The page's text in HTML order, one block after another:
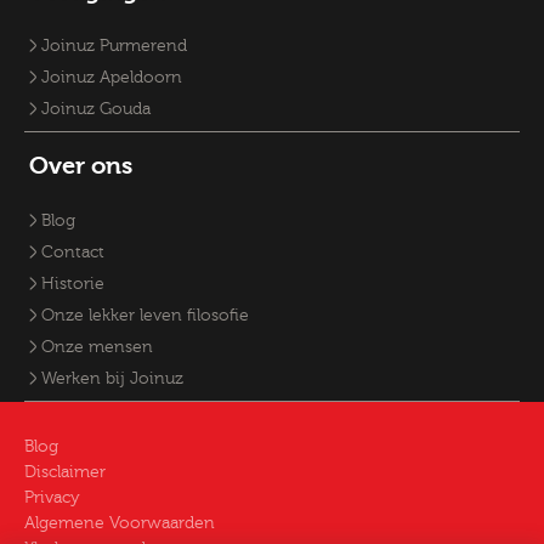
Joinuz Purmerend
Joinuz Apeldoorn
Joinuz Gouda
Over ons
Blog
Contact
Historie
Onze lekker leven filosofie
Onze mensen
Werken bij Joinuz
Blog
Disclaimer
Privacy
Algemene Voorwaarden